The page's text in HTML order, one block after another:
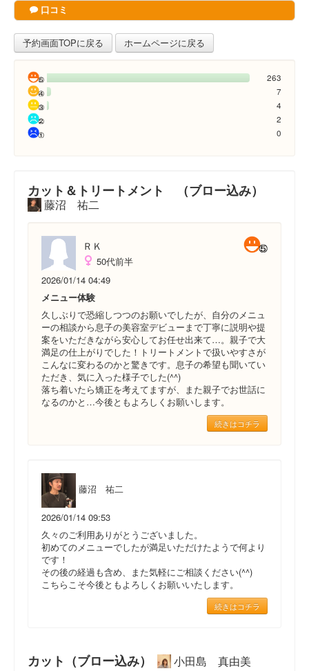
口コミ
予約画面TOPに戻る ホームページに戻る
263
7
4
2
0
カット＆トリートメント （ブロー込み）
藤沼 祐二
ＲＫ
50代前半
2026/01/14 04:49
メニュー体験
久しぶりで恐縮しつつのお願いでしたが、自分のメニュ
ーの相談から息子の美容室デビューまで丁寧に説明や提
案をいただきながら安心してお任せ出来て…。親子で大
満足の仕上がりでした！トリートメントで扱いやすさが
こんなに変わるのかと驚きです。息子の希望も聞いてい
ただき、気に入った様子でした(^^)
落ち着いたら矯正を考えてますが、また親子でお世話に
なるのかと…今後ともよろしくお願いします。
続きはコチラ
藤沼 祐二
2026/01/14 09:53
久々のご利用ありがとうございました。
初めてのメニューでしたが満足いただけたようで何より
です！
その後の経過も含め、また気軽にご相談ください(^^)
こちらこそ今後ともよろしくお願いいたします。
続きはコチラ
カット（ブロー込み） 小田島 真由美